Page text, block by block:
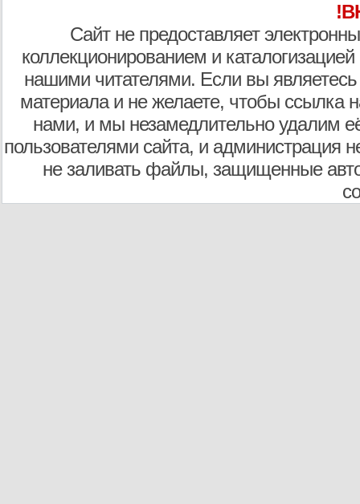
Сайт не предоставляет
коллекционированием и
нашими читателями. Если вы являетесь
материала и не желаете, чтобы ссылка
нами, и мы незамедлительно удалим
пользователями сайта, и администрация
не заливать файлы, защищенные